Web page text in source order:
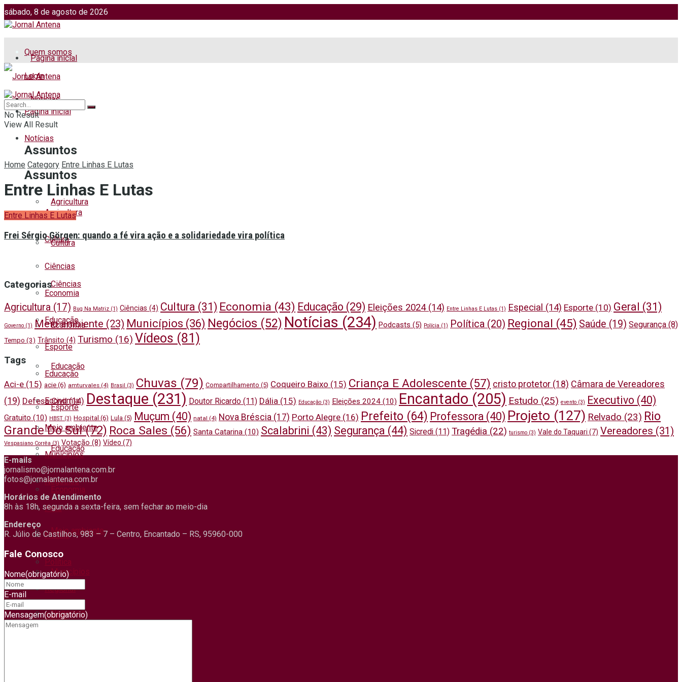
sábado, 8 de agosto de 2026
Jornalismo: (51) 98599 2486
Quem somos
Login
Página inicial
Notícias
Assuntos
Agricultura
Cultura
Ciências
Economia
Educação
Esporte
Educação
Economia
Meio ambiente
Municípios
Negócios
Página inicial
Notícias
Assuntos
Agricultura
Cultura
Ciências
Economia
Educação
Esporte
Educação
Economia
Meio ambiente
Municípios
Negócios
Pets
Polícia
Política
Regional
Saúde
No Result
View All Result
Home Category Entre Linhas E Lutas
Entre Linhas E Lutas
Entre Linhas E Lutas
Frei Sérgio Görgen: quando a fé vira ação e a solidariedade vira política
Categorias
Agricultura (17) Bug Na Matriz (1) Ciências (4) Cultura (31) Economia (43) Educação (29) Eleições 2024(14) Entre Linhas E Lutas (1) Especial (14) Esporte (10) Geral (31)
Governo (1) Meio ambiente (23) Municípios (36) Negócios (52) Notícias (234) Podcasts (5) Polícia (1) Política (20) Regional (45) Saúde (19) Segurança (8)
Tempo (3) Trânsito (4) Turismo (16) Vídeos (81)
Tags
Aci-e (15) acie (6) amturvales (4) Brasil (3) Chuvas (79) Compartilhamento (5) Coqueiro Baixo (15) Criança E Adolescente (57) cristo protetor (18) Câmara de Vereadores
(19) Defesa Civil(14) Destaque (231) Doutor Ricardo (11) Dália (15) Educação (3) Eleições 2024 (10) Encantado (205) Estudo (25) evento (3) Executivo (40)
Gratuito (10) HBST (3) Hospital (6) Lula (5) Muçum (40) natal (4) Nova Bréscia (17) Porto Alegre (16) Prefeito (64) Professora (40) Projeto (127) Relvado (23) Rio
Grande Do Sul(72) Roca Sales (56) Santa Catarina (10) Scalabrini (43) Segurança (44) Sicredi (11) Tragédia (22) turismo (3) Vale do Taquari (7) Vereadores (31)
Vespasiano Corrêa (3) Votação (8) Vídeo (7)
E-mails
jornalismo@jornalantena.com.br
fotos@jornalantena.com.br
Horários de Atendimento
8h às 18h, segunda a sexta-feira, sem fechar ao meio-dia
Endereço
R. Júlio de Castilhos, 983 – 7 – Centro, Encantado – RS, 95960-000
Fale Conosco
Nome(obrigatório)
E-mail
Mensagem(obrigatório)